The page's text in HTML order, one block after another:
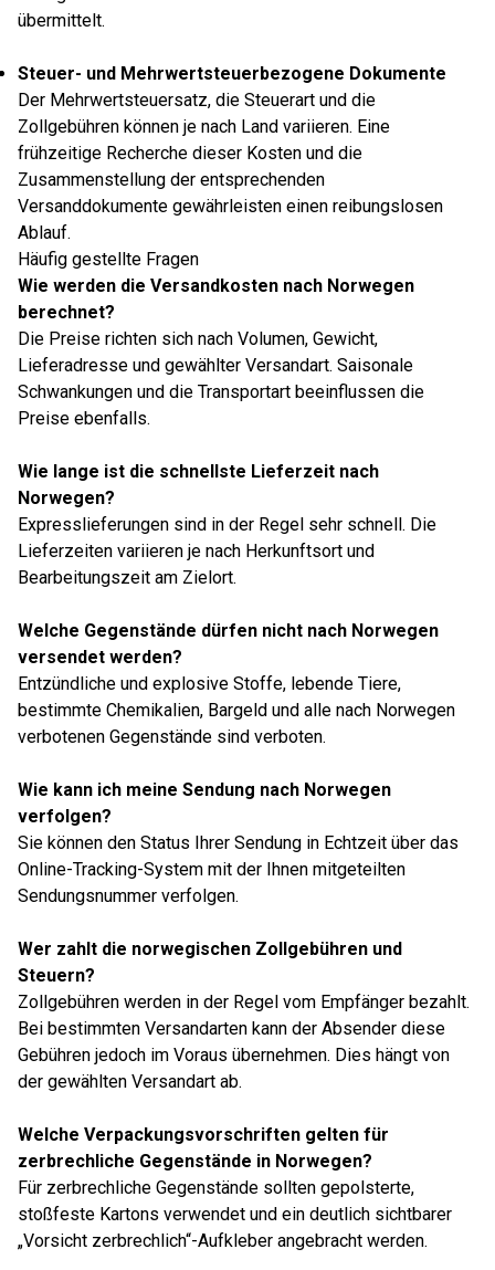
übermittelt.
Steuer- und Mehrwertsteuerbezogene Dokumente
Der Mehrwertsteuersatz, die Steuerart und die
Zollgebühren können je nach Land variieren. Eine
frühzeitige Recherche dieser Kosten und die
Zusammenstellung der entsprechenden
Versanddokumente gewährleisten einen reibungslosen
Ablauf.
Häufig gestellte Fragen
Wie werden die Versandkosten nach Norwegen
berechnet?
Die Preise richten sich nach Volumen, Gewicht,
Lieferadresse und gewählter Versandart. Saisonale
Schwankungen und die Transportart beeinflussen die
Preise ebenfalls.
Wie lange ist die schnellste Lieferzeit nach
Norwegen?
Expresslieferungen sind in der Regel sehr schnell. Die
Lieferzeiten variieren je nach Herkunftsort und
Bearbeitungszeit am Zielort.
Welche Gegenstände dürfen nicht nach Norwegen
versendet werden?
Entzündliche und explosive Stoffe, lebende Tiere,
bestimmte Chemikalien, Bargeld und alle nach Norwegen
verbotenen Gegenstände sind verboten.
Wie kann ich meine Sendung nach Norwegen
verfolgen?
Sie können den Status Ihrer Sendung in Echtzeit über das
Online-Tracking-System mit der Ihnen mitgeteilten
Sendungsnummer verfolgen.
Wer zahlt die norwegischen Zollgebühren und
Steuern?
Zollgebühren werden in der Regel vom Empfänger bezahlt.
Bei bestimmten Versandarten kann der Absender diese
Gebühren jedoch im Voraus übernehmen. Dies hängt von
der gewählten Versandart ab.
Welche Verpackungsvorschriften gelten für
zerbrechliche Gegenstände in Norwegen?
Für zerbrechliche Gegenstände sollten gepolsterte,
stoßfeste Kartons verwendet und ein deutlich sichtbarer
„Vorsicht zerbrechlich“-Aufkleber angebracht werden.